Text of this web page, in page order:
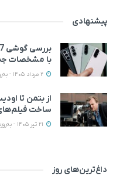
پیشنهادی
با مشخصات
از بتمن تا
ساخت
داغ‌ترین‌های روز